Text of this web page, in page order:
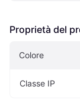
Proprietà del
Colore
Classe IP